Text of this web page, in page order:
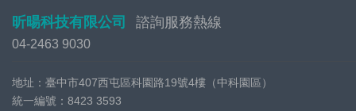
昕暘科技有限公司 諮詢服務熱線
04-2463 9030
地址：臺中市407西屯區科園路19號4樓（中科園區）
統一編號： 8423 3593